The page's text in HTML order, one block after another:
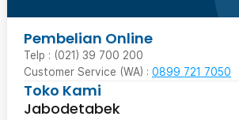
Pembelian Online
Telp : (021) 39 700 200
Customer Service (WA) : 0899 721 7050
Toko Kami
Jabodetabek